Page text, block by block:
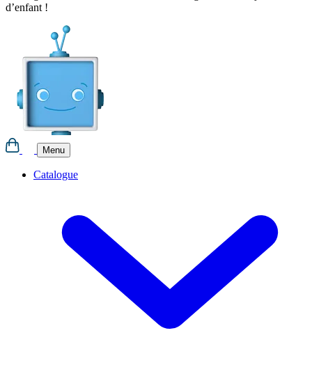
d’enfant !
Menu
Catalogue